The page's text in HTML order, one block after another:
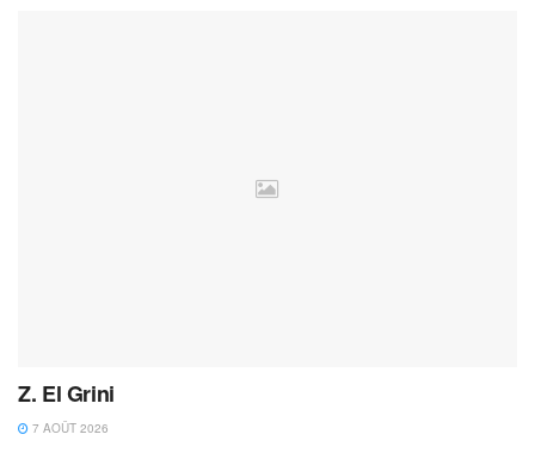
Z. El Grini
7 AOÛT 2026